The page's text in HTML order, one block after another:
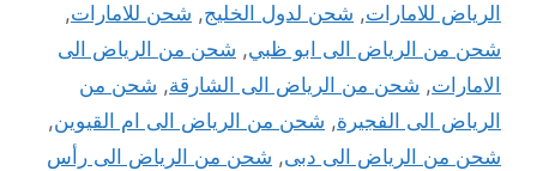
الرياض للامارات, شحن لدول الخليج, شحن للامارات,
شحن من الرياض الى ابو ظبي, شحن من الرياض الى
الامارات, شحن من الرياض الى الشارقة, شحن من
الرياض الى الفجيرة, شحن من الرياض الى ام القيوين,
شحن من الرياض الى دبى, شحن من الرياض الى رأس